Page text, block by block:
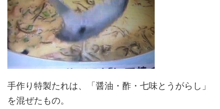
手作り特製たれは、「醤油・酢・七味とうがらし」
を混ぜたもの。